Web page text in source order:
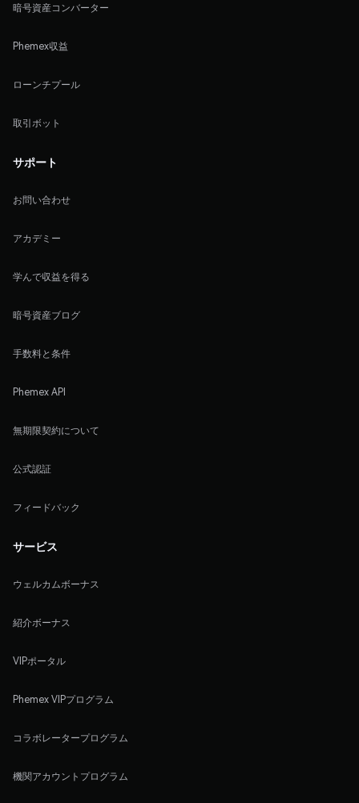
暗号資産コンバーター
Phemex収益
ローンチプール
取引ボット
サポート
お問い合わせ
アカデミー
学んで収益を得る
暗号資産ブログ
手数料と条件
Phemex API
無期限契約について
公式認証
フィードバック
サービス
ウェルカムボーナス
紹介ボーナス
VIPポータル
Phemex VIPプログラム
コラボレータープログラム
機関アカウントプログラム